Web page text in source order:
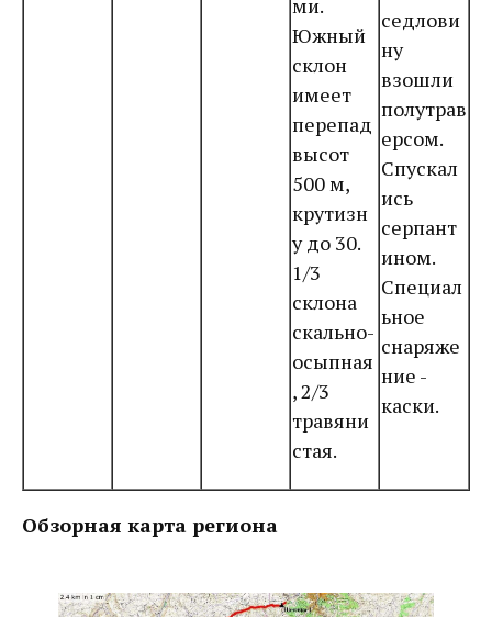
ми.
Южный
склон
имеет
перепад
высот
500 м,
крутизн
у до 30.
1/3
склона
скально-
осыпная
, 2/3
травяни
стая.
седлови
ну
взошли
полутрав
ерсом.
Спускал
ись
серпант
ином.
Специал
ьное
снаряже
ние -
каски.
Обзорная карта региона